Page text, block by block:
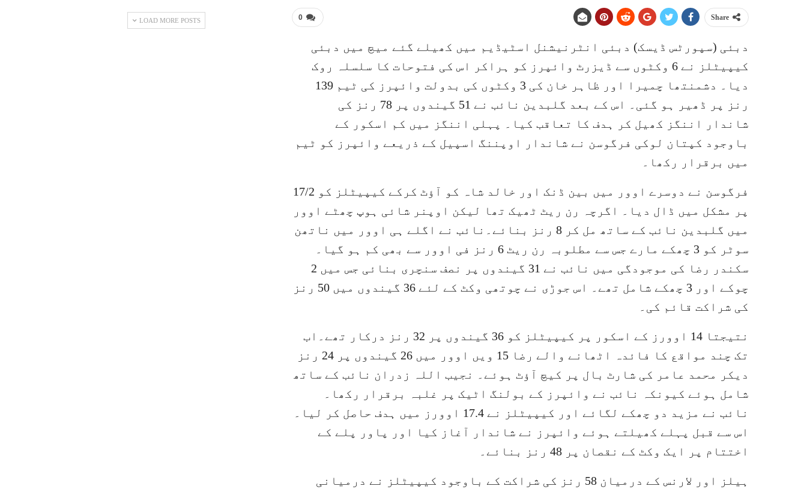
0 Share
دبئی (سپورٹس ڈیسک) دبئی انٹرنیشنل اسٹیڈیم میں کھیلے گئے میچ میں دبئی
کیپیٹلز نے 6 وکٹوں سے ڈیزرٹ وائپرز کو ہراکر اس کی فتوحات کا سلسلہ روک
دیا۔ دشمنتھا چمیرا اور ظاہر خان کی 3 وکٹوں کی بدولت وائپرز کی ٹیم 139
رنز پر ڈھیر ہو گئی۔ اس کے بعد گلبدین نائب نے 51 گیندوں پر 78 رنز کی
شاندار اننگز کھیل کر ہدف کا تعاقب کیا۔ پہلی اننگز میں کم اسکور کے
باوجود کپتان لوکی فرگوسن نے شاندار اوپننگ اسپیل کے ذریعے وائپرز کو ٹیم
میں برقرار رکھا۔
فرگوسن نے دوسرے اوور میں بین ڈنک اور خالد شاہ کو آؤٹ کرکے کیپیٹلز کو 17/2
پر مشکل میں ڈال دیا۔ اگرچہ رن ریٹ ٹھیک تھا لیکن اوپنر شائی ہوپ چھٹے اوور
میں گلبدین نائب کے ساتھ مل کر 8 رنز بنائے۔نائب نے اگلے ہی اوور میں ناتھن
سوٹر کو 3 چھکے مارے جس سے مطلوبہ رن ریٹ 6 رنز فی اوور سے بھی کم ہو گیا۔
سکندر رضا کی موجودگی میں نائب نے 31 گیندوں پر نصف سنچری بنائی جس میں 2
چوکے اور 3 چھکے شامل تھے۔ اس جوڑی نے چوتھی وکٹ کے لئے 36 گیندوں میں 50 رنز
کی شراکت قائم کی۔
نتیجتا 14 اوورز کے اسکور پر کیپیٹلز کو 36 گیندوں پر 32 رنز درکار تھے۔اب
تک چند مواقع کا فائدہ اٹھانے والے رضا 15 ویں اوور میں 26 گیندوں پر 24 رنز
دیکر محمد عامر کی شارٹ بال پر کیچ آؤٹ ہوئے۔ نجیب اللہ زدران نائب کے ساتھ
شامل ہوئے کیونکہ نائب نے وائپرز کے بولنگ اٹیک پر غلبہ برقرار رکھا۔
نائب نے مزید دو چھکے لگائے اور کیپیٹلز نے 17.4 اوورز میں ہدف حاصل کر لیا۔
اس سے قبل پہلے کھیلتے ہوئے وائپرز نے شاندار آغاز کیا اور پاور پلے کے
اختتام پر ایک وکٹ کے نقصان پر 48 رنز بنائے۔
ہیلز اور لارنس کے درمیان 58 رنز کی شراکت کے باوجود کیپیٹلز نے درمیانی
LOAD MORE POSTS